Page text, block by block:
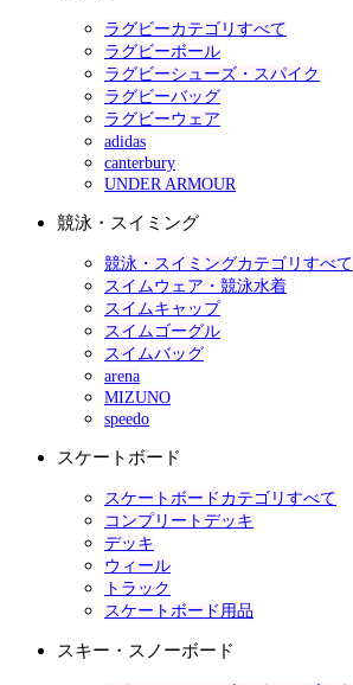
ラグビーカテゴリすべて
ラグビーボール
ラグビーシューズ・スパイク
ラグビーバッグ
ラグビーウェア
adidas
canterbury
UNDER ARMOUR
競泳・スイミング
競泳・スイミングカテゴリすべて
スイムウェア・競泳水着
スイムキャップ
スイムゴーグル
スイムバッグ
arena
MIZUNO
speedo
スケートボード
スケートボードカテゴリすべて
コンプリートデッキ
デッキ
ウィール
トラック
スケートボード用品
スキー・スノーボード